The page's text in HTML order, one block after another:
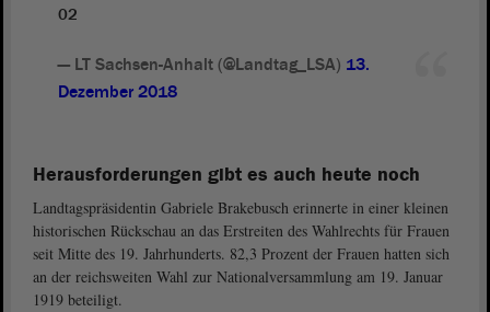
02
— LT Sachsen-Anhalt (@Landtag_LSA) 13.
Dezember 2018
Herausforderungen gibt es auch heute noch
Landtagspräsidentin Gabriele Brakebusch erinnerte in einer kleinen
historischen Rückschau an das Erstreiten des Wahlrechts für Frauen
seit Mitte des 19. Jahrhunderts. 82,3 Prozent der Frauen hatten sich
an der reichsweiten Wahl zur Nationalversammlung am 19. Januar
1919 beteiligt.